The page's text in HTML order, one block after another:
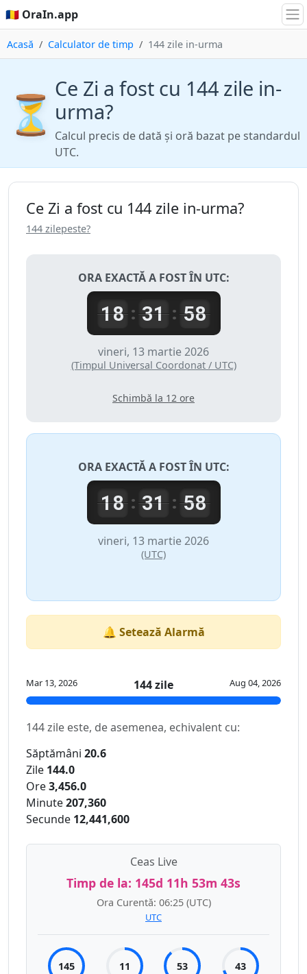
🇷🇴 OraIn.app
Acasă Calculator de timp 144 zile in-urma
⏳ Ce Zi a fost cu 144 zile in-
urma?
Calcul precis de dată și oră bazat pe standardul
UTC.
Ce Zi a fost cu 144 zile in-urma?
144 zilepeste?
ORA EXACTĂ A FOST ÎN UTC:
18: 31: 58
vineri, 13 martie 2026
(Timpul Universal Coordonat / UTC)
Schimbă la 12 ore
ORA EXACTĂ A FOST ÎN UTC:
18: 31: 58
vineri, 13 martie 2026
(UTC)
🔔 Setează Alarmă
Mar 13, 2026 144 zile Aug 04, 2026
144 zile este, de asemenea, echivalent cu:
Săptămâni 20.6
Zile 144.0
Ore3,456.0
Minute207,360
Secunde 12,441,600
Ceas Live
Timp de la: 145d 11h 53m 43s
Ora Curentă: 06:25 (UTC)
UTC
145 11 53 43